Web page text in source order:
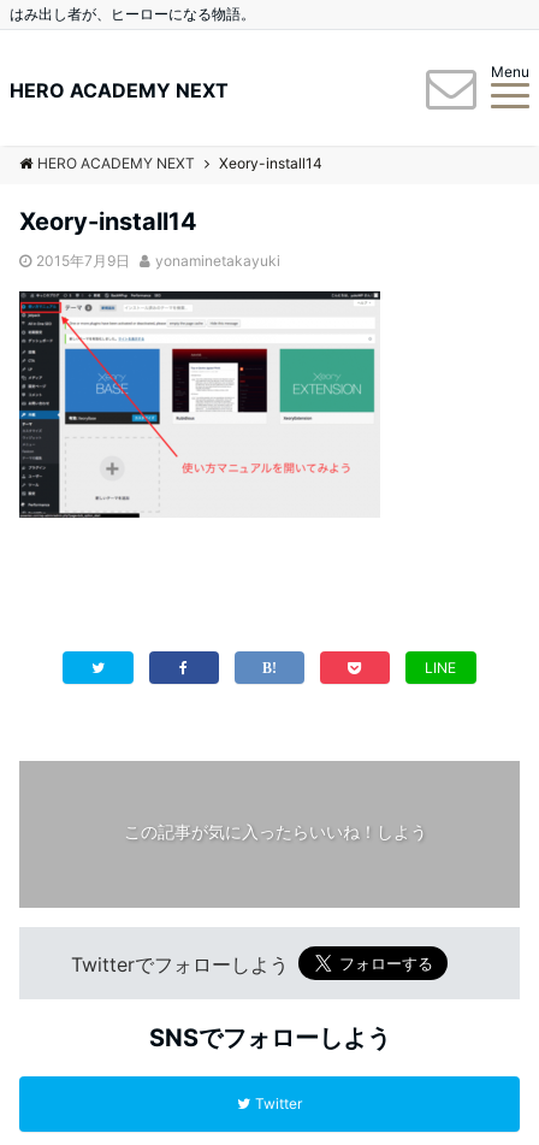
はみ出し者が、ヒーローになる物語。
HERO ACADEMY NEXT
Menu
HERO ACADEMY NEXT Xeory-install14
Xeory-install14
2015年7月9日 yonaminetakayuki
LINE
この記事が気に入ったらいいね！しよう
Twitterでフォローしよう
SNSでフォローしよう
Twitter